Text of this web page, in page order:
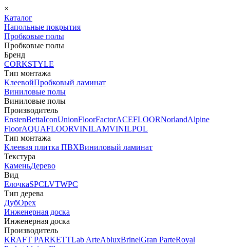
×
Каталог
Напольные покрытия
Пробковые полы
Пробковые полы
Бренд
CORKSTYLE
Тип монтажа
КлеевойПробковый ламинат
Виниловые полы
Виниловые полы
Производитель
EnstenBettaIconUnionFloorFactorACEFLOORNorlandAlpine
FloorAQUAFLOORVINILAMVINILPOL
Тип монтажа
Клеевая плитка ПВХВиниловый ламинат
Текстура
КаменьДерево
Вид
ЕлочкаSPCLVTWPC
Тип дерева
ДубОрех
Инженерная доска
Инженерная доска
Производитель
KRAFT PARKETTLab ArteAbluxBrinelGran ParteRoyal